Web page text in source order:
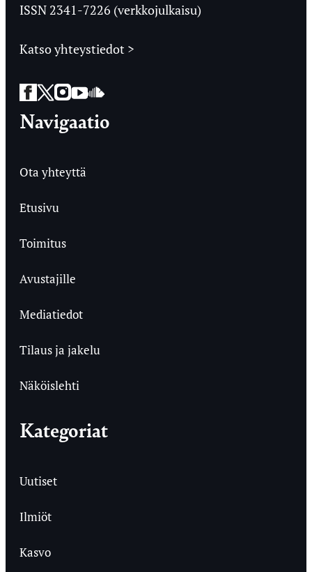
ISSN 2341-7226 (verkkojulkaisu)
Katso yhteystiedot >
Facebook
Twitter
Instagram
YouTube
SoundCloud
Navigaatio
Ota yhteyttä
Etusivu
Toimitus
Avustajille
Mediatiedot
Tilaus ja jakelu
Näköislehti
Kategoriat
Uutiset
Ilmiöt
Kasvo